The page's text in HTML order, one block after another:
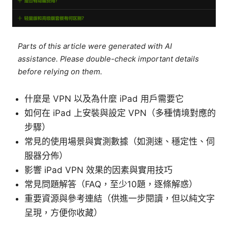
Parts of this article were generated with AI
assistance. Please double-check important details
before relying on them.
什麼是 VPN 以及為什麼 iPad 用戶需要它
如何在 iPad 上安裝與設定 VPN（多種情境對應的
步驟）
常見的使用場景與實測數據（如測速、穩定性、伺
服器分佈）
影響 iPad VPN 效果的因素與實用技巧
常見問題解答（FAQ，至少10題，逐條解惑）
重要資源與參考連結（供進一步閱讀，但以純文字
呈現，方便你收藏）